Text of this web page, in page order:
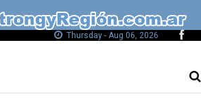
Thursday - Aug 06, 2026